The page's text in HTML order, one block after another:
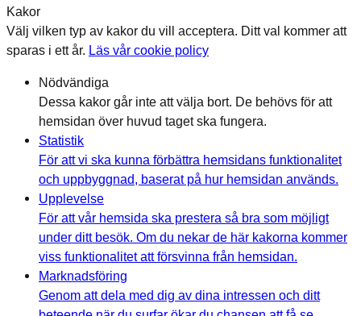
Kakor
Välj vilken typ av kakor du vill acceptera. Ditt val kommer att
sparas i ett år. Läs vår cookie policy
Nödvändiga
Dessa kakor går inte att välja bort. De behövs för att
hemsidan över huvud taget ska fungera.
Statistik
För att vi ska kunna förbättra hemsidans funktionalitet
och uppbyggnad, baserat på hur hemsidan används.
Upplevelse
För att vår hemsida ska prestera så bra som möjligt
under ditt besök. Om du nekar de här kakorna kommer
viss funktionalitet att försvinna från hemsidan.
Marknadsföring
Genom att dela med dig av dina intressen och ditt